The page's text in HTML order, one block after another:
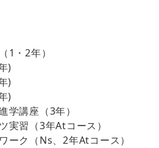
1・2年）
)
)
)
学講座（3年）
実習（3年Atコース）
ーク（Ns、2年Atコース）